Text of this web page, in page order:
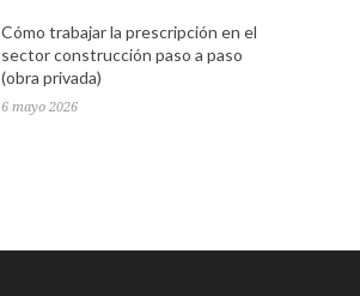
Cómo trabajar la prescripción en el
sector construcción paso a paso
(obra privada)
6 mayo 2026